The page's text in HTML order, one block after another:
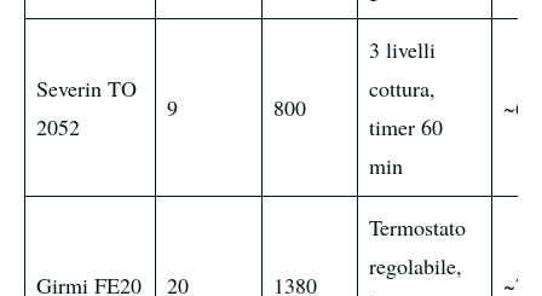
Severin TO
2052
9 800
3 livelli
cottura,
timer 60
min
~60
Girmi FE20 20 1380
Termostato
regolabile,
~70